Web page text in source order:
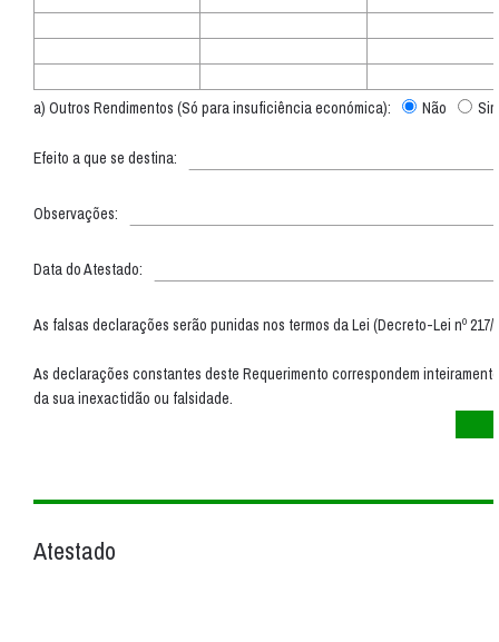
a) Outros Rendimentos (Só para insuficiência económica): Não Sim
Efeito a que se destina:
Observações:
Data do Atestado:
As falsas declarações serão punidas nos termos da Lei (Decreto-Lei nº 217/
As declarações constantes deste Requerimento correspondem
da sua inexactidão ou falsidade.
Atestado